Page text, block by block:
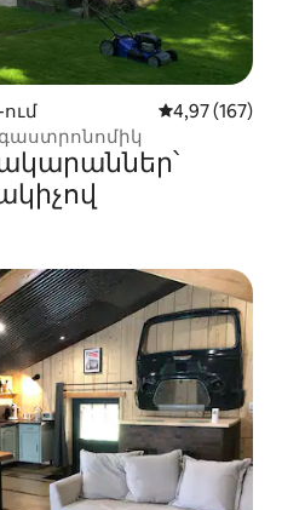
ում Միջին
4,97 (167)
տները